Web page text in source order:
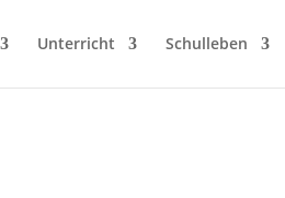
Unterricht Schulleben